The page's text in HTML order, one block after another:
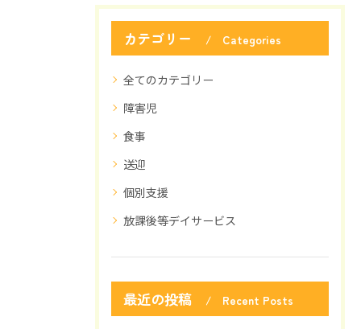
カテゴリー Categories
全てのカテゴリー
障害児
食事
送迎
個別支援
放課後等デイサービス
最近の投稿 Recent Posts